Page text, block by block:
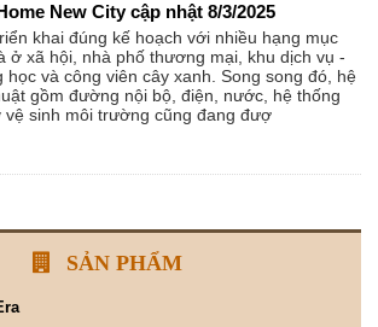
New City cập nhật 8/3/2025
khai đúng kế hoạch với nhiều hạng mục
ở xã hội, nhà phố thương mại, khu dịch vụ -
và công viên cây xanh. Song song đó, hệ
gồm đường nội bộ, điện, nước, hệ thống
sinh môi trường cũng đang đượ
SẢN PHẨM